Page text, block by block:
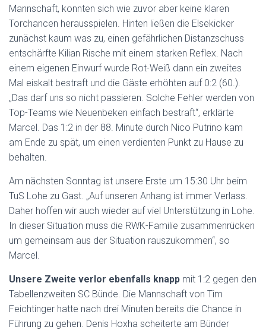
Mannschaft, konnten sich wie zuvor aber keine klaren
Torchancen herausspielen. Hinten ließen die Elsekicker
zunächst kaum was zu, einen gefährlichen Distanzschuss
entschärfte Kilian Rische mit einem starken Reflex. Nach
einem eigenen Einwurf wurde Rot-Weiß dann ein zweites
Mal eiskalt bestraft und die Gäste erhöhten auf 0:2 (60.).
„Das darf uns so nicht passieren. Solche Fehler werden von
Top-Teams wie Neuenbeken einfach bestraft“, erklärte
Marcel. Das 1:2 in der 88. Minute durch Nico Putrino kam
am Ende zu spät, um einen verdienten Punkt zu Hause zu
behalten.
Am nächsten Sonntag ist unsere Erste um 15:30 Uhr beim
TuS Lohe zu Gast. „Auf unseren Anhang ist immer Verlass.
Daher hoffen wir auch wieder auf viel Unterstützung in Lohe.
In dieser Situation muss die RWK-Familie zusammenrücken
um gemeinsam aus der Situation rauszukommen“, so
Marcel.
Unsere Zweite verlor ebenfalls knapp mit 1:2 gegen den
Tabellenzweiten SC Bünde. Die Mannschaft von Tim
Feichtinger hatte nach drei Minuten bereits die Chance in
Führung zu gehen. Denis Hoxha scheiterte am Bünder